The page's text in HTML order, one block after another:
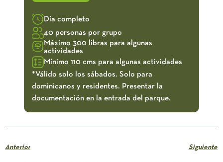
Día completo
40 personas por grupo
Máximo 300 libras para algunas
actividades
Mínimo 110 cms para algunas actividades
*Válido solo los sábados. Solo para
dominicanos y residentes. Presentar la
documentación en la entrada del parque.
Anterior Siguiente